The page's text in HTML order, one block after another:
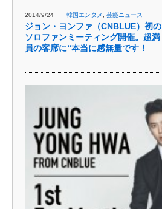
2014/9/24 韓国エンタメ , 芸能ニュース
ジョン・ヨンファ（CNBLUE）初の
ソロファンミーティング開催。超満
員の客席に“本当に感無量です！